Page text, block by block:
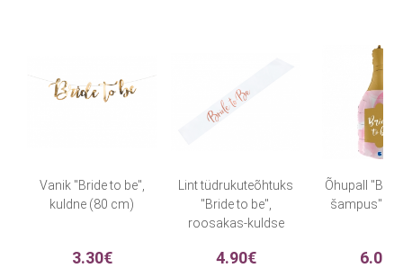
Vanik "Bride to be",
kuldne (80 cm)
3.30€
Lint tüdrukuteõhtuks
"Bride to be",
roosakas-kuldse
4.90€
Õhupall
šampus"
6.00€